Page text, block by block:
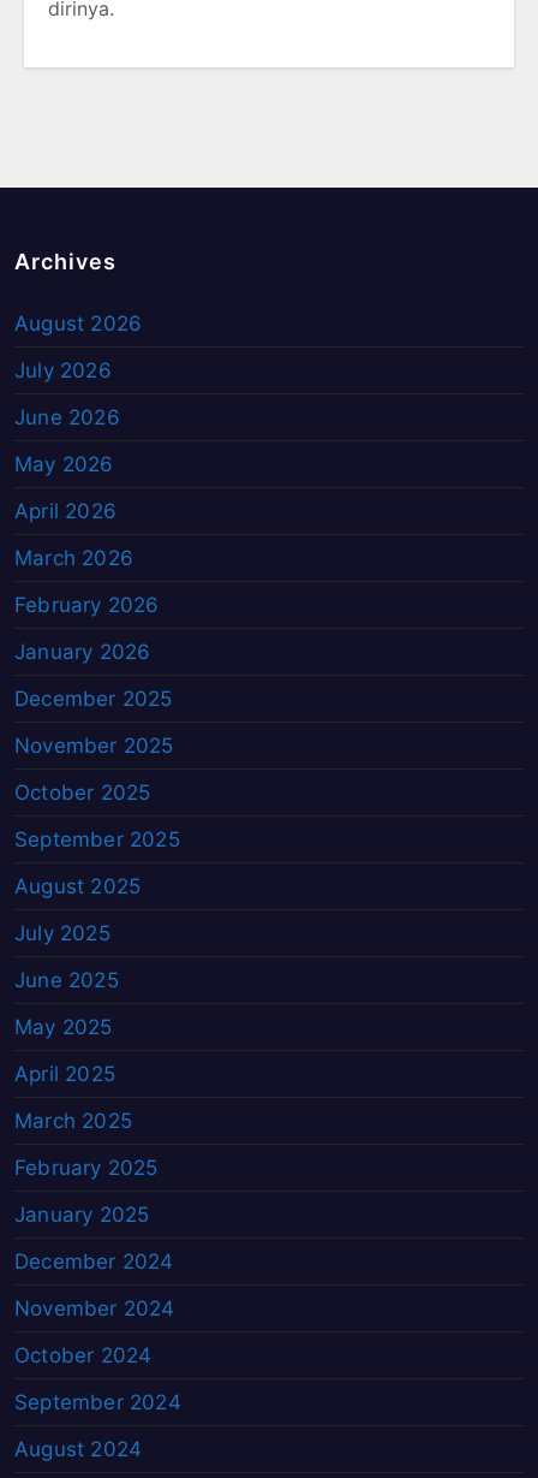
dirinya.
Archives
August 2026
July 2026
June 2026
May 2026
April 2026
March 2026
February 2026
January 2026
December 2025
November 2025
October 2025
September 2025
August 2025
July 2025
June 2025
May 2025
April 2025
March 2025
February 2025
January 2025
December 2024
November 2024
October 2024
September 2024
August 2024